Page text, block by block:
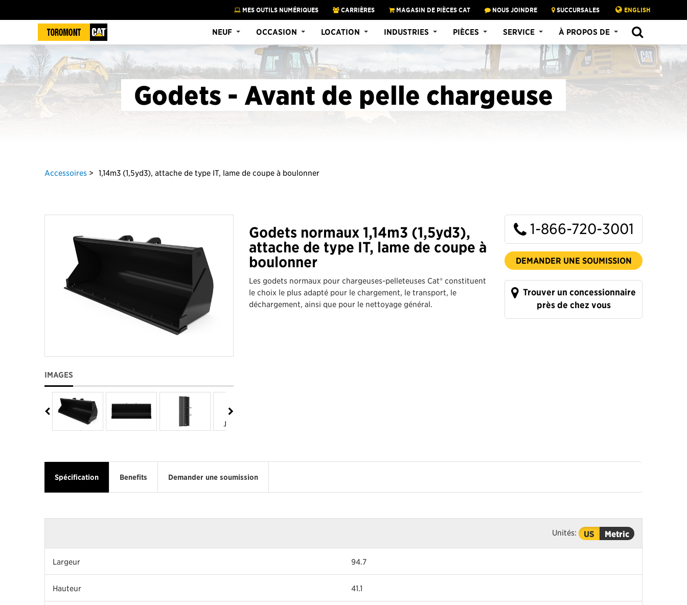
MES OUTILS NUMÉRIQUES CARRIÈRES MAGASIN DE PIÈCES CAT NOUS JOINDRE SUCCURSALES ENGLISH
NEUF OCCASION LOCATION INDUSTRIES PIÈCES SERVICE À PROPOS DE
Godets - Avant de pelle chargeuse
Accessoires 1,14m3 (1,5yd3), attache de type IT, lame de coupe à boulonner
IMAGES
Godets normaux 1,14m3 (1,5yd3),
attache de type IT, lame de coupe à
boulonner
Les godets normaux pour chargeuses-pelleteuses Cat® constituent
le choix le plus adapté pour le chargement, le transport, le
déchargement, ainsi que pour le nettoyage général.
1-866-720-3001
DEMANDER UNE SOUMISSION
Trouver un concessionnaire
près de chez vous
Spécification Benefits Demander une soumission
Unités: US Metric
Largeur 94.7
Hauteur 41.1